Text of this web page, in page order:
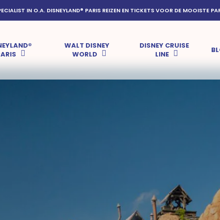
IN O.A. DISNEYLAND® PARIS REIZEN EN TICKETS VOOR DE MOOISTE
WALT DISNEY
WORLD
DISNEY CRUISE
LINE